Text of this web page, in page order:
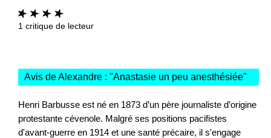
1 critique de lecteur
Avis de Alexandre : "Anastasie un peu anesthésiée"
Henri Barbusse est né en 1873 d’un père journaliste d’origine
protestante cévenole. Malgré ses positions pacifistes
d'avant-guerre en 1914 et une santé précaire, il s'engage